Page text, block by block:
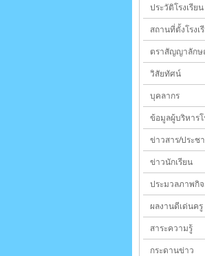
ประวัติโรงเรียน
สถานที่ตั้งโรงเ
ตราสัญญาลักษ
วิสัยทัศน์
บุคลากร
ข้อมูลผู้บริหารโ
ข่าวสาร/ประช
ข่าวนักเรียน
ประมวลภาพกิ
ผลงานดีเด่นครู
สาระความรู้
กระดานข่าว